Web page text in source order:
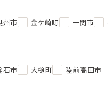
州市 金ケ崎町 一関市
石市 大槌町
陸前高田市